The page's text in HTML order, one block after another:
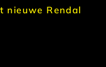
nieuwe Rendal